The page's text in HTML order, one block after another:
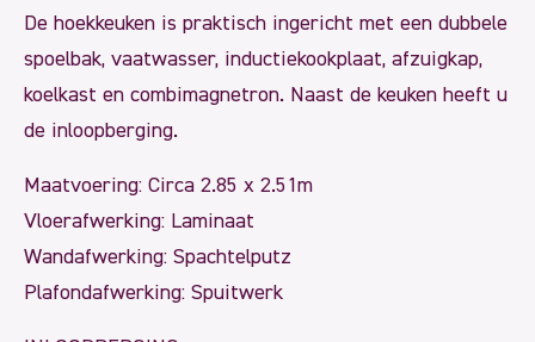
De hoekkeuken is praktisch ingericht met een dubbele
spoelbak, vaatwasser, inductiekookplaat, afzuigkap,
koelkast en combimagnetron. Naast de keuken heeft u
de inloopberging.
Maatvoering: Circa 2.85 x 2.51m
Vloerafwerking: Laminaat
Wandafwerking: Spachtelputz
Plafondafwerking: Spuitwerk